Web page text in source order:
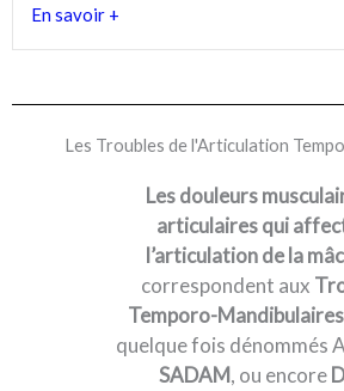
En savoir +
Les Troubles de l'Articulation
Les douleurs
articulaires qui
l’articulation de la
correspondent aux
Temporo-
quelque fois dénommés
SADAM, ou encore